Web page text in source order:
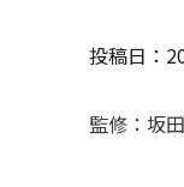
投稿日：
監修：坂